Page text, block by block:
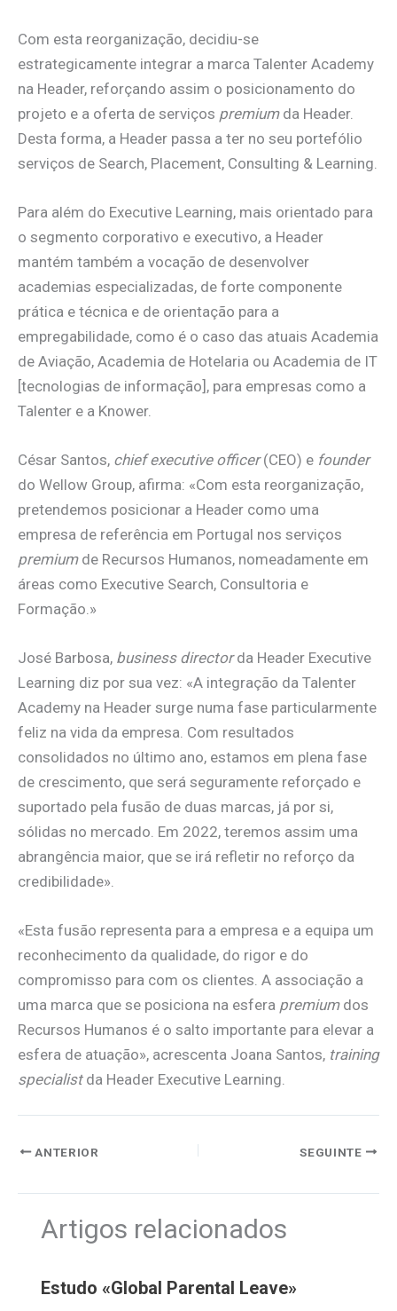
Com esta reorganização, decidiu-se
estrategicamente integrar a marca Talenter Academy
na Header, reforçando assim o posicionamento do
projeto e a oferta de serviços premiumda Header.
Desta forma, a Header passa a ter no seu portefólio
serviços de Search, Placement, Consulting & Learning.
Para além do Executive Learning, mais orientado para
o segmento corporativo e executivo, a Header
mantém também a vocação de desenvolver
academias especializadas, de forte componente
prática e técnica e de orientação para a
empregabilidade, como é o caso das atuais Academia
de Aviação, Academia de Hotelaria ou Academia de IT
[tecnologias de informação], para empresas como a
Talenter e a Knower.
César Santos, chief executive officer(CEO) e founder
do Wellow Group, afirma: «Com esta reorganização,
pretendemos posicionar a Header como uma
empresa de referência em Portugal nos serviços
premiumde Recursos Humanos, nomeadamente em
áreas como Executive Search, Consultoria e
Formação.»
José Barbosa, business directorda Header Executive
Learning diz por sua vez: «A integração da Talenter
Academy na Header surge numa fase particularmente
feliz na vida da empresa. Com resultados
consolidados no último ano, estamos em plena fase
de crescimento, que será seguramente reforçado e
suportado pela fusão de duas marcas, já por si,
sólidas no mercado. Em 2022, teremos assim uma
abrangência maior, que se irá refletir no reforço da
credibilidade».
«Esta fusão representa para a empresa e a equipa um
reconhecimento da qualidade, do rigor e do
compromisso para com os clientes. A associação a
uma marca que se posiciona na esfera premiumdos
Recursos Humanos é o salto importante para elevar a
esfera de atuação», acrescenta Joana Santos, training
specialistda Header Executive Learning.
ANTERIOR SEGUINTE
Artigos relacionados
Estudo «Global Parental Leave»